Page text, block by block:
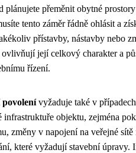
plánujete přeměnit obytné
tento záměr řádně ohlásit a
přístavby, nástavby nebo
její celkový charakter a
řízení.
povolenívyžaduje také v
infrastruktuře objektu, zejména
změny v napojení na veřejné sítě
které vyžadují stavební úpravy.